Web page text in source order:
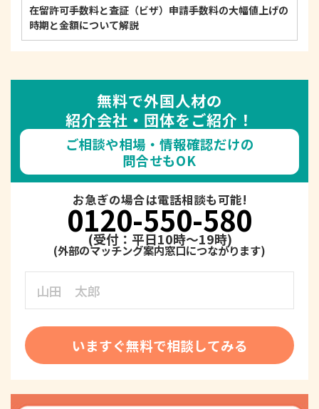
在留許可手数料と査証（ビザ）申請手数料の大幅値上げの
時期と金額について解説
無料で外国人材の
紹介会社・団体をご紹介！
ご相談や相場・情報確認だけの
問合せもOK
お急ぎの場合は電話相談も可能!
0120-550-580
(受付：平日10時～19時)
いますぐ無料で相談してみる